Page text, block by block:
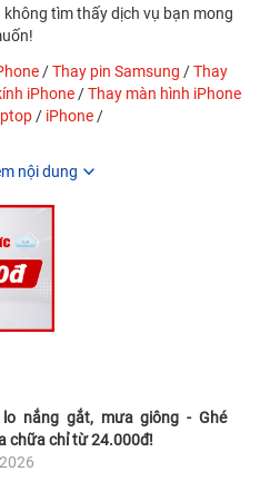
không tìm thấy dịch vụ bạn mong
/Thay pin Samsung /Thay
iPhone /Thay màn hình iPhone
/ iPhone /
nội dung
lo nắng gắt, mưa giông - Ghé
chữa chỉ từ 24.000đ!